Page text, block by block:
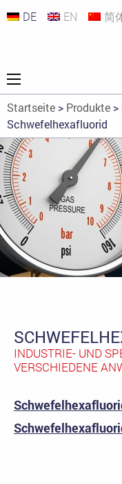
DE EN 简
Startseite > Produkte >
Schwefelhexafluorid
INDUSTRIE- UND
VERSCHIEDENE